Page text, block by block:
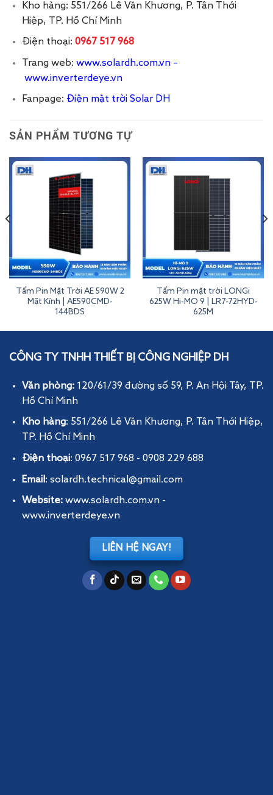
Kho hàng: 551/266 Lê Văn Khương, P. Tân Thới
Hiệp, TP. Hồ Chí Minh
Điện thoại: 0967 517 968
Trang web: www.solardh.com.vn–
www.inverterdeye.vn
Fanpage: Điện mặt trời Solar DH
SẢN PHẨM TƯƠNG TỰ
Tấm Pin Mặt Trời AE 590W 2
Mặt Kính | AE590CMD-
144BDS
Tấm Pin mặt trời LONGi
625W Hi-MO 9 | LR7-72HYD-
625M
Tấm Pin Mặt Trời LONGi 650W Hi-MO X10 LR7-72HVH-650M
CÔNG TY TNHH THIẾT BỊ CÔNG NGHIỆP DH
Văn phòng: 120/61/39 đường số 59, P. An Hội Tây, TP.
Hồ Chí Minh
Kho hàng: 551/266 Lê Văn Khương, P. Tân Thới Hiệp,
TP. Hồ Chí Minh
Điện thoại: 0967 517 968 - 0908 229 688
Email : solardh.technical@gmail.com
Website: www.solardh.com.vn-
www.inverterdeye.vn
LIÊN HỆ NGAY!